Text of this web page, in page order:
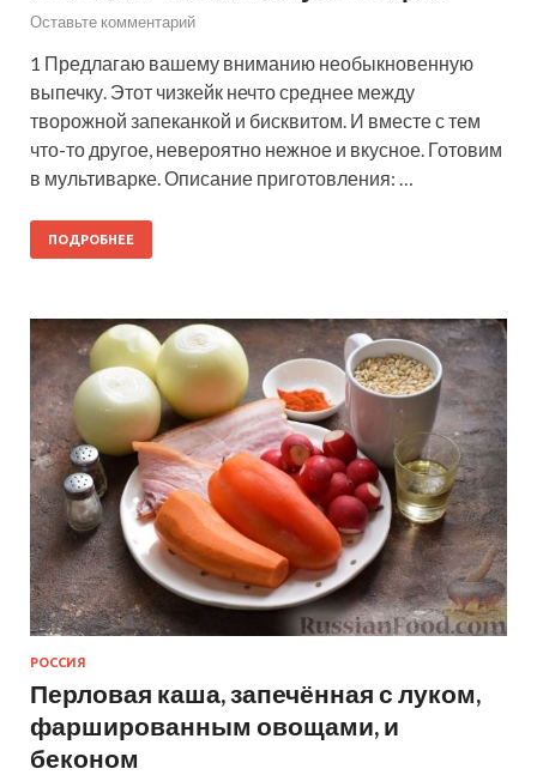
Оставьте комментарий
1 Предлагаю вашему вниманию необыкновенную
выпечку. Этот чизкейк нечто среднее между
творожной запеканкой и бисквитом. И вместе с тем
что-то другое, невероятно нежное и вкусное. Готовим
в мультиварке. Описание приготовления: …
ПОДРОБНЕЕ
РОССИЯ
Перловая каша, запечённая с луком,
фаршированным овощами, и
беконом